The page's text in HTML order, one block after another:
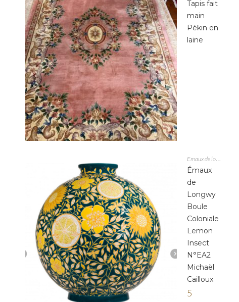
Tapis fait
main
Pékin en
laine
Émaux
de
Longwy
Boule
Coloniale
Lemon
Insect
N°EA2
Michaël
Cailloux
5